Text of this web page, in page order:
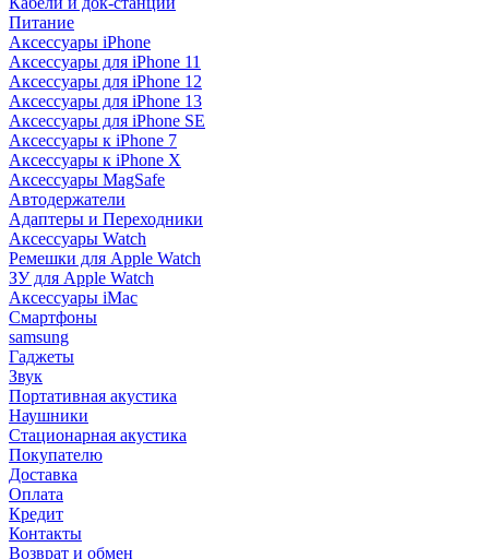
Питание
Аксессуары iPhone
Аксессуары для iPhone 11
Аксессуары для iPhone 12
Аксессуары для iPhone 13
Аксессуары для iPhone SE
Аксессуары к iPhone 7
Аксессуары к iPhone X
Аксессуары MagSafe
Автодержатели
Адаптеры и Переходники
Аксессуары Watch
Ремешки для Apple Watch
ЗУ для Apple Watch
Аксессуары iMac
Смартфоны
samsung
Гаджеты
Звук
Портативная акустика
Наушники
Стационарная акустика
Покупателю
Доставка
Оплата
Кредит
Контакты
Возврат и обмен